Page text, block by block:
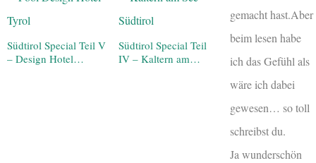
Südtirol Special Teil V
– Design Hotel…
Südtirol Special Teil
IV – Kaltern am…
gemacht hast.Aber
beim lesen habe
ich das Gefühl als
wäre ich dabei
gewesen… so toll
schreibst du.
Ja wunderschön